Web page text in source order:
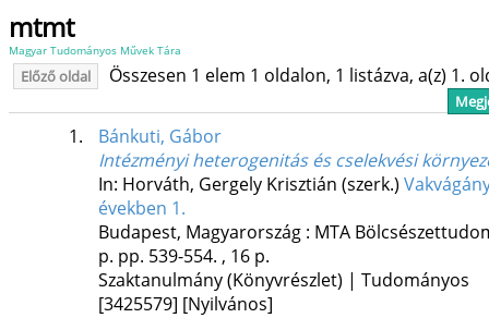
mtmt
Magyar Tudományos Művek Tára
Előző oldal Összesen 1 elem 1 oldalon, 1 listázva, a(z) 1.
1.
Bánkuti, Gábor
Intézményi heterogenitás és cselekvési
In: Horváth, Gergely Krisztián (szerk.)
években 1.
Budapest, Magyarország : MTA
p. pp. 539-554. , 16 p.
Szaktanulmány (Könyvrészlet) | Tudományos
[3425579] [Nyilvános]